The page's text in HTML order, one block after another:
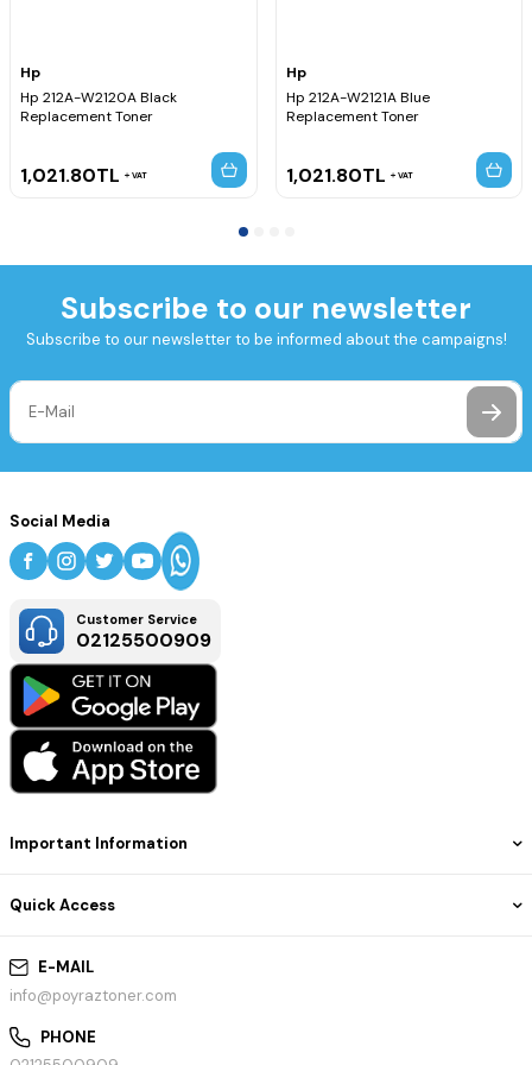
Hp
Hp 212A-W2120A Black
Replacement Toner
1,021.80TL VAT
Hp
Hp 212A-W2121A Blue
Replacement Toner
1,021.80TL VAT
Subscribe to our newsletter
Subscribe to our newsletter to be informed about the campaigns!
E-MAIL
info@poyraztoner.com
PHONE
Important Information
Quick Access
Social Media
Customer Service
02125500909